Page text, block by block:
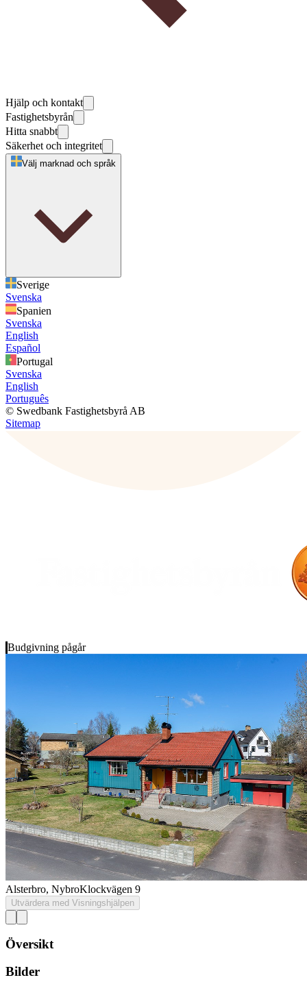
Hjälp och kontakt
Fastighetsbyrån
Hitta snabbt
Säkerhet och integritet
Välj marknad och språk
Sverige
Svenska
Spanien
Svenska
English
Español
Portugal
Svenska
English
Português
© Swedbank Fastighetsbyrå AB
Sitemap
Budgivning pågår
Alsterbro, NybroKlockvägen 9
Utvärdera med Visningshjälpen
Översikt
Bilder